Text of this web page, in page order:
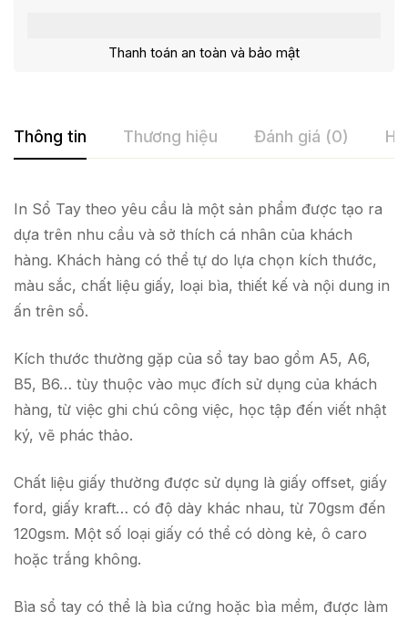
Thanh toán an toàn và bảo mật
Thông tin Thương hiệu Đánh giá (0)
In Sổ Tay theo yêu cầu là một sản phẩm được tạo ra
dựa trên nhu cầu và sở thích cá nhân của khách
hàng. Khách hàng có thể tự do lựa chọn kích thước,
màu sắc, chất liệu giấy, loại bìa, thiết kế và nội dung in
ấn trên sổ.
Kích thước thường gặp của sổ tay bao gồm A5, A6,
B5, B6… tùy thuộc vào mục đích sử dụng của khách
hàng, từ việc ghi chú công việc, học tập đến viết nhật
ký, vẽ phác thảo.
Chất liệu giấy thường được sử dụng là giấy offset, giấy
ford, giấy kraft… có độ dày khác nhau, từ 70gsm đến
120gsm. Một số loại giấy có thể có dòng kẻ, ô caro
hoặc trắng không.
Bìa sổ tay có thể là bìa cứng hoặc bìa mềm, được làm